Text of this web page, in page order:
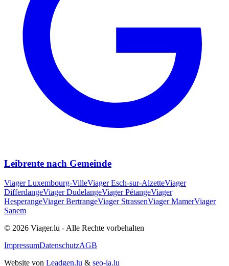
Leibrente nach Gemeinde
ViagerLuxembourg-VilleViagerEsch-sur-AlzetteViager
DifferdangeViagerDudelangeViagerPétangeViager
HesperangeViagerBertrangeViager StrassenViagerMamerViager
Sanem
© 2026 Viager.lu - Alle Rechte vorbehalten
ImpressumDatenschutzAGB
Website von Leadgen.lu & seo-ia.lu